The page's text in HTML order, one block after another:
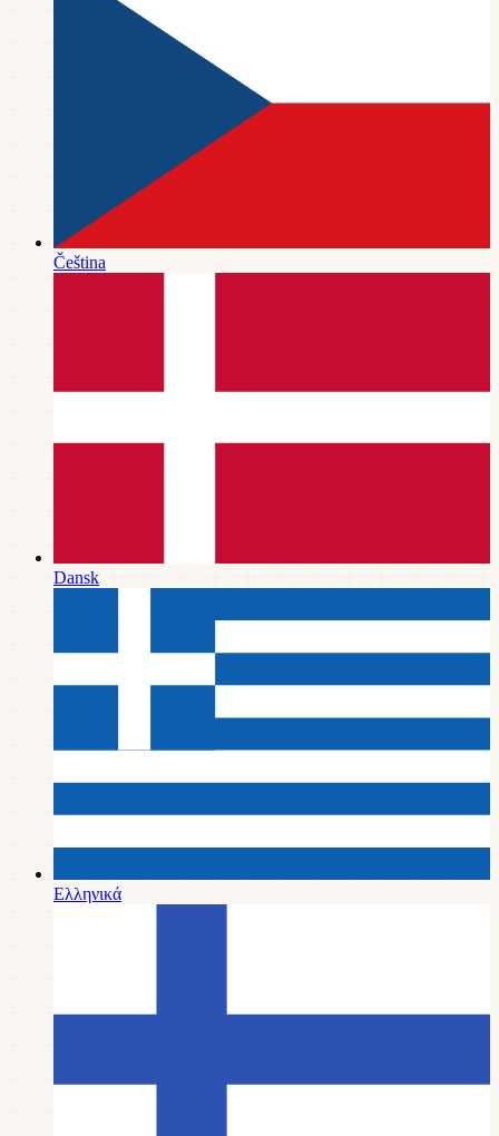
Čeština
Dansk
Ελληνικά